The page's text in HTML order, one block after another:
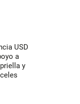
USD
a
y